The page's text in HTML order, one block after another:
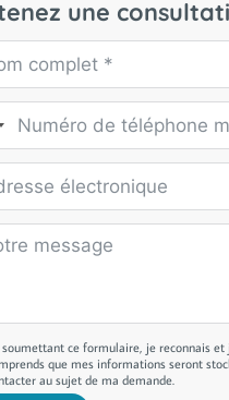
une
soumettant ce formulaire, je reconnais
que mes informations seront
au sujet de ma demande.